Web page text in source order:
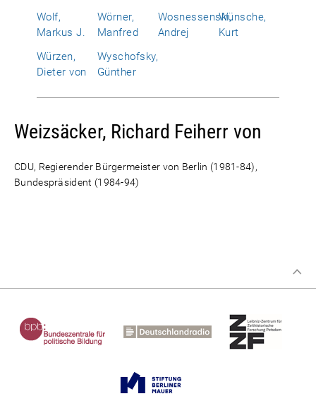
Wolf,
Markus J.
Wörner,
Manfred
Wosnessenski,
Andrej
Wünsche,
Kurt
Würzen,
Dieter von
Wyschofsky,
Günther
Weizsäcker, Richard Feiherr von
CDU, Regierender Bürgermeister von Berlin (1981-84),
Bundespräsident (1984-94)